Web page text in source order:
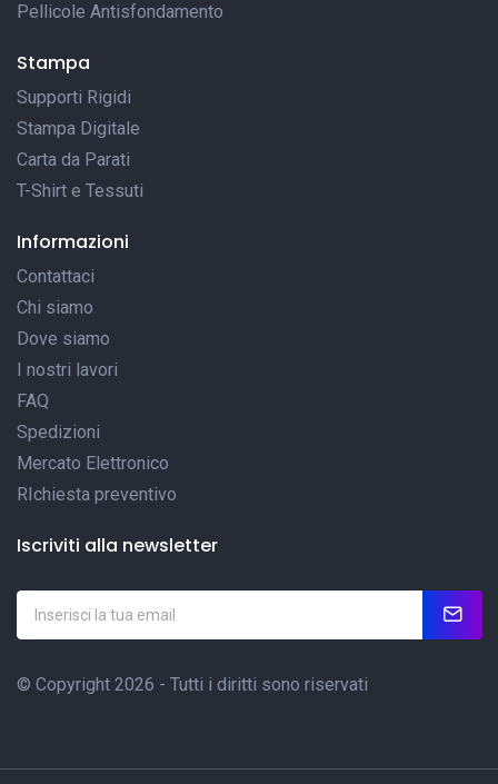
Pellicole Antisfondamento
Stampa
Supporti Rigidi
Stampa Digitale
Carta da Parati
T-Shirt e Tessuti
Informazioni
Contattaci
Chi siamo
Dove siamo
I nostri lavori
FAQ
Spedizioni
Mercato Elettronico
RIchiesta preventivo
Iscriviti alla newsletter
© Copyright 2026 - Tutti i diritti sono riservati